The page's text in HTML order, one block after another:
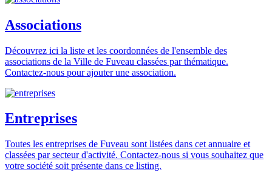
Associations
Découvrez ici la liste et les coordonnées de l'ensemble des
associations de la Ville de Fuveau classées par thématique.
Contactez-nous pour ajouter une association.
Entreprises
Toutes les entreprises de Fuveau sont listées dans cet annuaire et
classées par secteur d'activité. Contactez-nous si vous souhaitez que
votre société soit présente dans ce listing.